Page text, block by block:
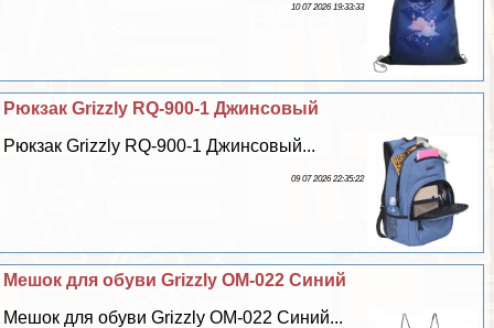
10 07 2026 19:33:33
Рюкзак Grizzly RQ-900-1 Джинсовый
Рюкзак Grizzly RQ-900-1 Джинсовый...
09 07 2026 22:35:22
Мешок для обуви Grizzly OM-022 Синий
Мешок для обуви Grizzly OM-022 Синий...